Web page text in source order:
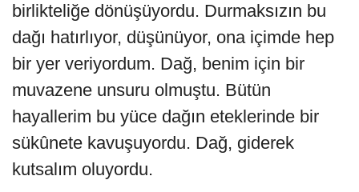
birlikteliğe dönüşüyordu. Durmaksızın bu
dağı hatırlıyor, düşünüyor, ona içimde hep
bir yer veriyordum. Dağ, benim için bir
muvazene unsuru olmuştu. Bütün
hayallerim bu yüce dağın eteklerinde bir
sükûnete kavuşuyordu. Dağ, giderek
kutsalım oluyordu.